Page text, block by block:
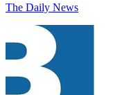
The Daily News